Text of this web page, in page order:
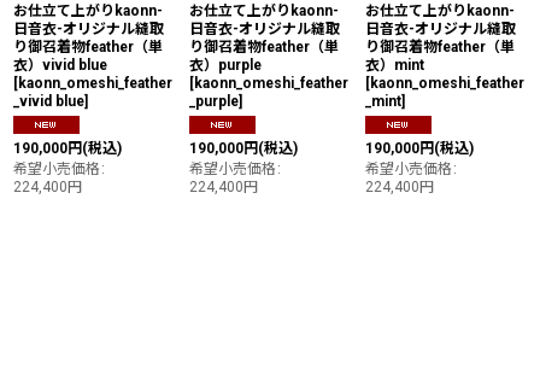
お仕立て上がりkaonn-
日音衣-オリジナル縫取
り御召着物feather（単
衣）vivid blue
[kaonn_omeshi_feather
_vivid blue]
190,000円 (税込)
希望小売価格 :
224,400円
お仕立て上がりkaonn-
日音衣-オリジナル縫取
り御召着物feather（単
衣）purple
[kaonn_omeshi_feather
_purple]
190,000円 (税込)
希望小売価格 :
224,400円
お仕立て上がりkaonn-
日音衣-オリジナル縫取
り御召着物feather（単
衣）mint
[kaonn_omeshi_feather
_mint]
190,000円 (税込)
希望小売価格 :
224,400円